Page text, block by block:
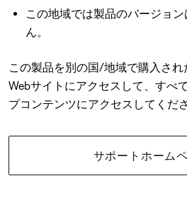
この地域では製品のバージョ
ん。
この製品を別の国/地域で購入さ
Webサイトにアクセスして、すべ
プコンテンツにアクセスしてくださ
サポートホーム